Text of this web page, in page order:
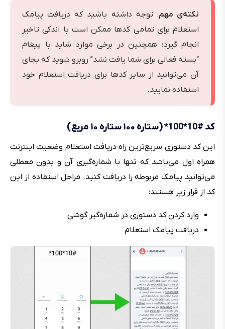
نکته‌ی مهم: توجه داشته باشید که دریافت پیامک
استعلام برای تمامی کدها ممکن است با اندکی تاخیر
انجام گیرد؛ همچنین در برخی موارد شاید با پیغام
“بسته فعالی برای شما یافت نشد” روبرو شوید که بجای
آن می‌توانید از سایر کدها برای دریافت استعلام خود
استفاده نمایید.
کد #10*100* (ستاره ۱۰۰ ستاره ۱۰ مربع)
این کد دستوری سریع‌ترین راه دریافت استعلام وضعیت اینترنت
همراه اول می‌باشد که تنها با شماره‌گیری آن و بدون معطلی
می‌توانید پیامک مربوطه را دریافت کنید. مراحل استفاده از این
کد از قرار زیر هستند:
وارد کردن کد دستوری در شماره‌گیر گوشی
دریافت پیامک استعلام